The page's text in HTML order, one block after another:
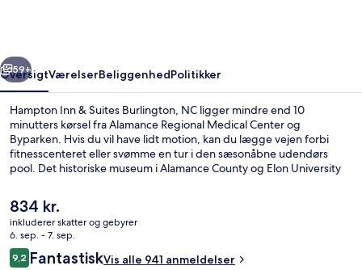
Næste
59+
OversigtVærelserBeliggenhedPolitikker
Hampton Inn & Suites Burlington, NC ligger mindre end 10
minutters kørsel fra Alamance Regional Medical Center og
Byparken. Hvis du vil have lidt motion, kan du lægge vejen forbi
fitnesscenteret eller svømme en tur i den sæsonåbne udendørs
pool. Det historiske museum i Alamance County og Elon University
stedets hjælpsomme personale.
Den
nuværende
pris
er
834 kr.
834 kr.
inkluderer skatter og gebyrer
6. sep. - 7. sep.
Anmeldelser
9,29,2 ud af 10.
FantastiskVis alle 941 anmeldelser